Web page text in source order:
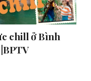
chill ở Bình